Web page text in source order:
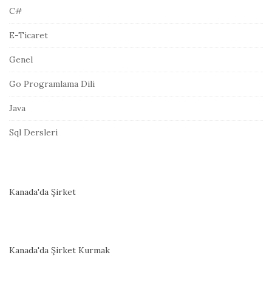
C#
E-Ticaret
Genel
Go Programlama Dili
Java
Sql Dersleri
Kanada'da Şirket
Kanada'da Şirket Kurmak